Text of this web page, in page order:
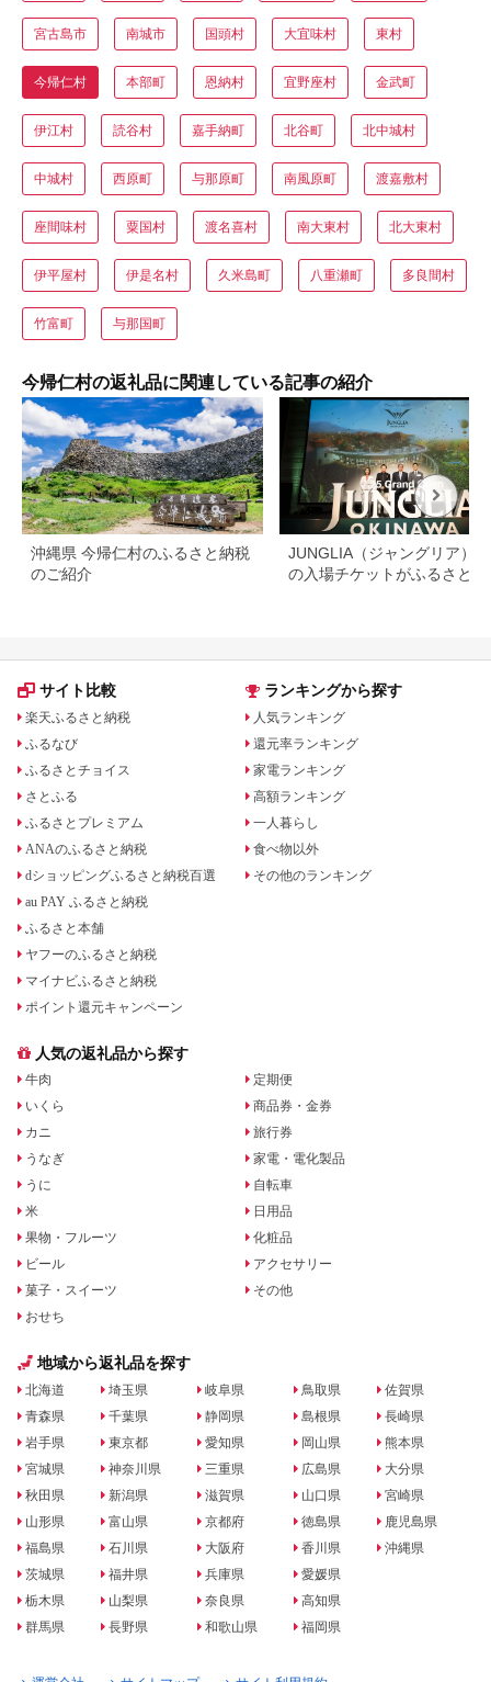
宮古島市 南城市 国頭村 大宜味村 東村
今帰仁村 本部町 恩納村 宜野座村 金武町
伊江村 読谷村 嘉手納町 北谷町 北中城村
中城村 西原町 与那原町 南風原町 渡嘉敷村
座間味村 粟国村 渡名喜村 南大東村 北大東村
伊平屋村 伊是名村 久米島町 八重瀬町 多良間村
竹富町 与那国町
今帰仁村の返礼品に関連している記事の紹介
沖縄県 今帰仁村のふるさと納税
のご紹介
JUNGLIA（ジャングリア）
の入場チケットがふるさと納
サイト比較
楽天ふるさと納税
ふるなび
ふるさとチョイス
さとふる
ふるさとプレミアム
ANAのふるさと納税
dショッピングふるさと納税百選
au PAY ふるさと納税
ふるさと本舗
ヤフーのふるさと納税
マイナビふるさと納税
ポイント還元キャンペーン
ランキングから探す
人気ランキング
還元率ランキング
家電ランキング
高額ランキング
一人暮らし
食べ物以外
その他のランキング
人気の返礼品から探す
牛肉
いくら
カニ
うなぎ
うに
米
果物・フルーツ
ビール
菓子・スイーツ
おせち
定期便
商品券・金券
旅行券
家電・電化製品
自転車
日用品
化粧品
アクセサリー
その他
地域から返礼品を探す
北海道
青森県
岩手県
宮城県
秋田県
山形県
福島県
茨城県
栃木県
群馬県
埼玉県
千葉県
東京都
神奈川県
新潟県
富山県
石川県
福井県
山梨県
長野県
岐阜県
静岡県
愛知県
三重県
滋賀県
京都府
大阪府
兵庫県
奈良県
和歌山県
鳥取県
島根県
岡山県
広島県
山口県
徳島県
香川県
愛媛県
高知県
福岡県
佐賀県
長崎県
熊本県
大分県
宮崎県
鹿児島県
沖縄県